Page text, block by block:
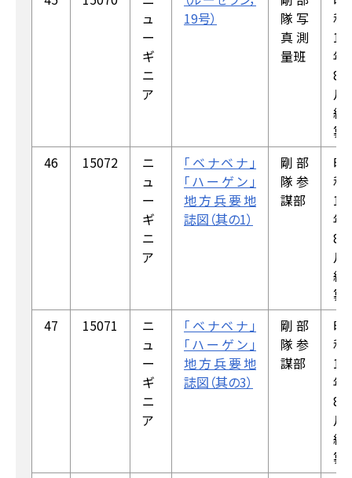
ュ
ー
ギ
ニ
ア
19号）
隊写
真測
量班
和
18
年
8
月
編
纂
46
15072
ニ
ュ
ー
ギ
ニ
ア
「ベナベナ」
「ハーゲン」
地方兵要地
誌図（其の1）
剛部
隊参
謀部
昭
和
18
年
8
月
編
纂
47
15071
ニ
ュ
ー
ギ
ニ
ア
「ベナベナ」
「ハーゲン」
地方兵要地
誌図（其の3）
剛部
隊参
謀部
昭
和
18
年
8
月
編
纂